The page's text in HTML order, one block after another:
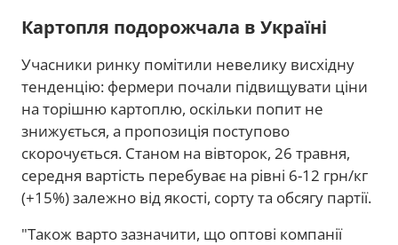
Картопля подорожчала в Україні
Учасники ринку помітили невелику висхідну
тенденцію: фермери почали підвищувати ціни
на торішню картоплю, оскільки попит не
знижується, а пропозиція поступово
скорочується. Станом на вівторок, 26 травня,
середня вартість перебуває на рівні 6-12 грн/кг
(+15%) залежно від якості, сорту та обсягу партії.
"Також варто зазначити, що оптові компанії